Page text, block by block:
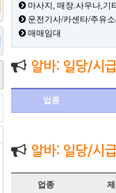
마사지, 매장.사우나,기
운전기사/카센타/주유
매매임대
알바: 일당/시
업종
알바: 일당/시
업종